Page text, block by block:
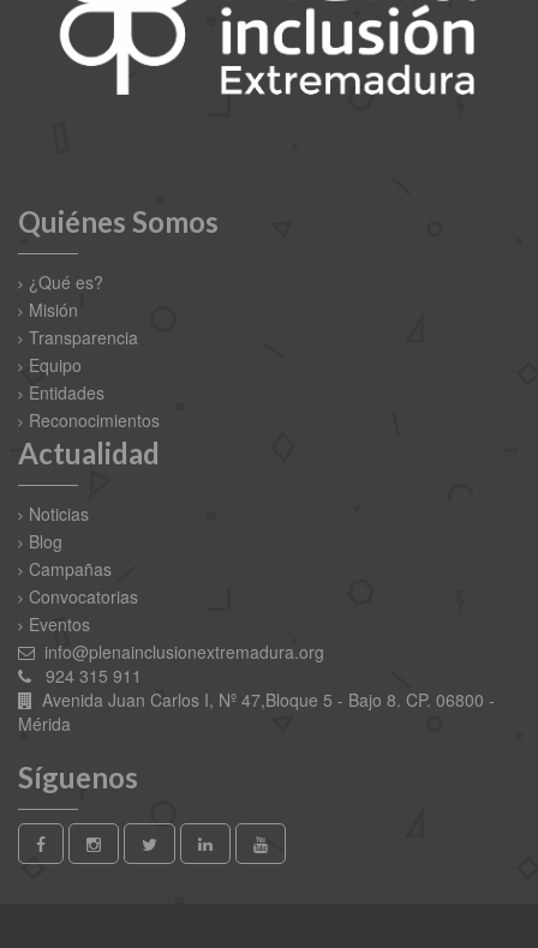
Quiénes Somos
¿Qué es?
Misión
Transparencia
Equipo
Entidades
Reconocimientos
Actualidad
Noticias
Blog
Campañas
Convocatorias
Eventos
info@plenainclusionextremadura.org
924 315 911
Avenida Juan Carlos I, Nº 47,Bloque 5 - Bajo 8. CP. 06800 -
Mérida
Síguenos